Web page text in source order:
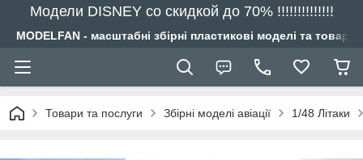
Модели DISNEY со скидкой до 70% !!!!!!!!!!!!!!
MODELFAN - масштабні збірні пластикові моделі та
Товари та послуги Збірні моделі авіації 1/48 Літаки